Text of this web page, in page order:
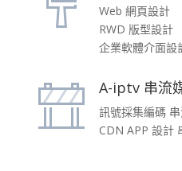
Web 網頁設計
RWD 版型設計
企業軟體介面設
A-iptv 串流
訊號採集編碼
CDN APP 設計